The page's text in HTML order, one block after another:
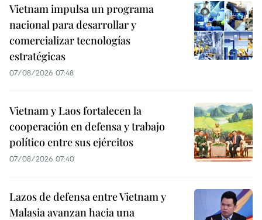
Vietnam impulsa un programa
nacional para desarrollar y
comercializar tecnologías
estratégicas
07/08/2026 07:48
Vietnam y Laos fortalecen la
cooperación en defensa y trabajo
político entre sus ejércitos
07/08/2026 07:40
Lazos de defensa entre Vietnam y
Malasia avanzan hacia una